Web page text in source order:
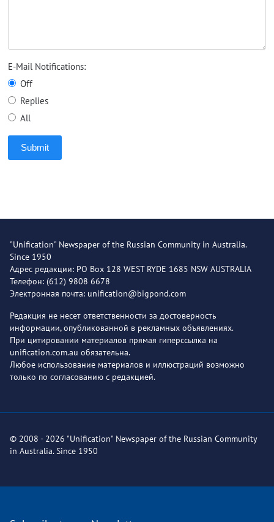
E-Mail Notifications:
Off
Replies
All
Submit
"Unification" Newspaper of the Russian Community in Australia.
Since 1950
Адрес редакции: PO Box 128 WEST RYDE 1685 NSW AUSTRALIA
Телефон: (612) 9808 6678
Электронная почта: unification@bigpond.com
Редакция не несет ответственности за достоверность
информации, опубликованной в рекламных объявлениях.
При цитировании материалов прямая гиперссылка на
unification.com.au обязательна.
Любое использование материалов и иллюстраций возможно
только по согласованию с редакцией.
© 2008 - 2026 "Unification" Newspaper of the Russian Community
in Australia. Since 1950